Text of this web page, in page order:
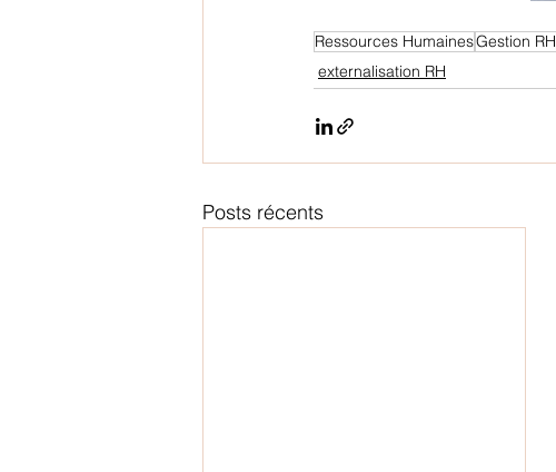
Ressources HumainesGestion RH
externalisation RH
Posts récents